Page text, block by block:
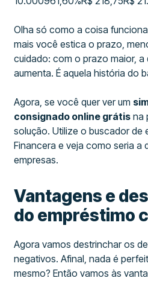
Olha só como a coisa
mais você estica o prazo,
cuidado: com o prazo maior, a
aumenta. É aquela história do
Agora, se você quer ver um
consignado online grátis na
solução. Utilize o buscador de
Financera e veja como seria a
empresas.
Vantagens e
do empréstimo
Agora vamos destrinchar os
negativos. Afinal, nada é
mesmo? Então vamos às